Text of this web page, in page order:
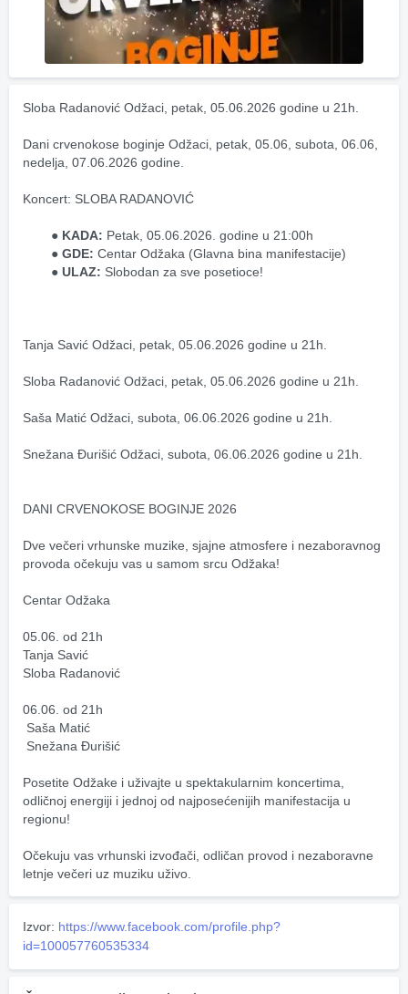
Sloba Radanović Odžaci, petak, 05.06.2026 godine u 21h.
Dani crvenokose boginje Odžaci, petak, 05.06, subota, 06.06,
nedelja, 07.06.2026 godine.
Koncert: SLOBA RADANOVIĆ
KADA: Petak, 05.06.2026. godine u 21:00h
GDE: Centar Odžaka (Glavna bina manifestacije)
ULAZ: Slobodan za sve posetioce!
Tanja Savić Odžaci, petak, 05.06.2026 godine u 21h.
Sloba Radanović Odžaci, petak, 05.06.2026 godine u 21h.
Saša Matić Odžaci, subota, 06.06.2026 godine u 21h.
Snežana Đurišić Odžaci, subota, 06.06.2026 godine u 21h.
DANI CRVENOKOSE BOGINJE 2026
Dve večeri vrhunske muzike, sjajne atmosfere i nezaboravnog
provoda očekuju vas u samom srcu Odžaka!
Centar Odžaka
05.06. od 21h
Tanja Savić
Sloba Radanović
06.06. od 21h
Saša Matić
Snežana Đurišić
Posetite Odžake i uživajte u spektakularnim koncertima,
odličnoj energiji i jednoj od najposećenijih manifestacija u
regionu!
Očekuju vas vrhunski izvođači, odličan provod i nezaboravne
letnje večeri uz muziku uživo.
Izvor: https://www.facebook.com/profile.php?
id=100057760535334